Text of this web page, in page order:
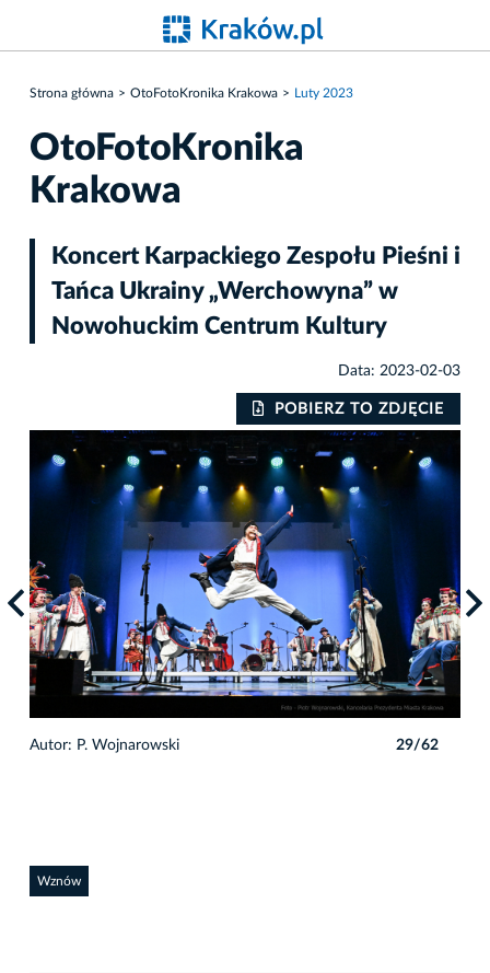
Strona główna OtoFotoKronika Krakowa Luty 2023
OtoFotoKronika
Krakowa
Koncert Karpackiego Zespołu Pieśni i
Tańca Ukrainy „Werchowyna” w
Nowohuckim Centrum Kultury
Data: 2023-02-03
POBIERZ TO ZDJĘCIE
Autor: P. Wojnarowski 29/62
Wznów